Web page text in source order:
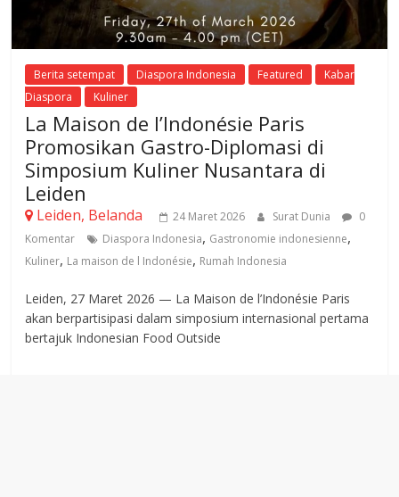
Berita setempat Diaspora Indonesia Featured
Kabar
Diaspora
Kuliner
La Maison de l’Indonésie Paris
Promosikan Gastro-Diplomasi di
Simposium Kuliner Nusantara di
Leiden
Leiden, Belanda 24 Maret 2026 Surat Dunia
0
Komentar
Diaspora Indonesia, Gastronomie indonesienne,
Kuliner, La maison de l Indonésie, Rumah Indonesia
Leiden, 27 Maret 2026 — La Maison de l’Indonésie Paris
akan berpartisipasi dalam simposium internasional pertama
bertajuk Indonesian Food Outside